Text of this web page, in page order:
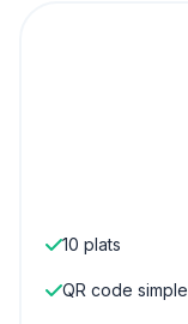
10 plats
QR code simple